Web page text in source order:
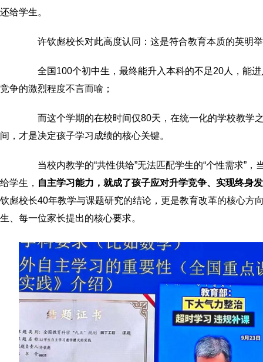
还给学生。
许钦彪校长对此高度认同：这是符合教育本质的英明
全国100个初中生，最终能升入本科的不足20人，能进
竞争的激烈程度不言而喻；
而这个学期的在校时间仅80天，在统一化的学校教学
间，才是决定孩子学习成绩的核心关键。
当校内教学的“共性供给”无法匹配学生的“个性需求”，
给学生， 自主学习能力，就成了孩子应对升学竞争、实现终身
钦彪校长40年教学与课题研究的结论，更是教育改革的核心方
生、每一位家长提出的核心要求。